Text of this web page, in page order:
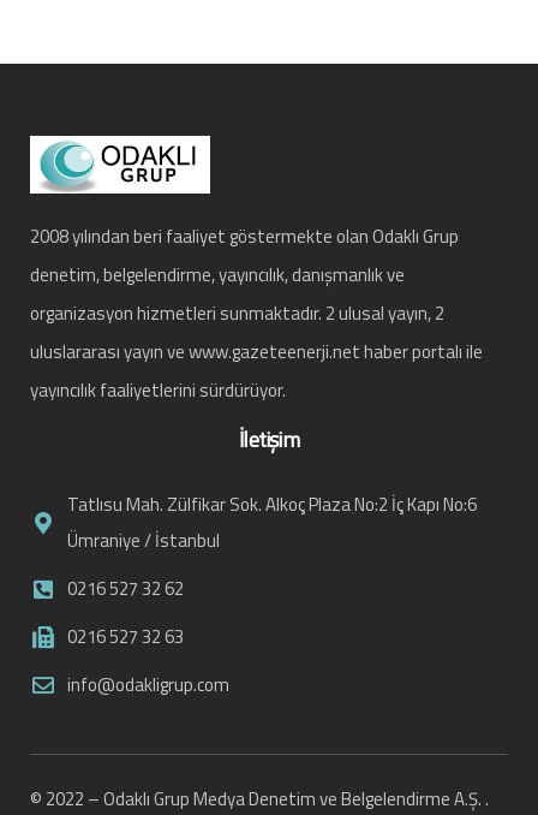
2008 yılından beri faaliyet göstermekte olan Odaklı Grup
denetim, belgelendirme, yayıncılık, danışmanlık ve
organizasyon hizmetleri sunmaktadır. 2 ulusal yayın, 2
uluslararası yayın ve www.gazeteenerji.net haber portalı ile
yayıncılık faaliyetlerini sürdürüyor.
İletişim
Tatlısu Mah. Zülfikar Sok. Alkoç Plaza No:2 İç Kapı No:6
Ümraniye / İstanbul
0216 527 32 62
0216 527 32 63
info@odakligrup.com
© 2022 – Odaklı Grup Medya Denetim ve Belgelendirme A.Ş. .